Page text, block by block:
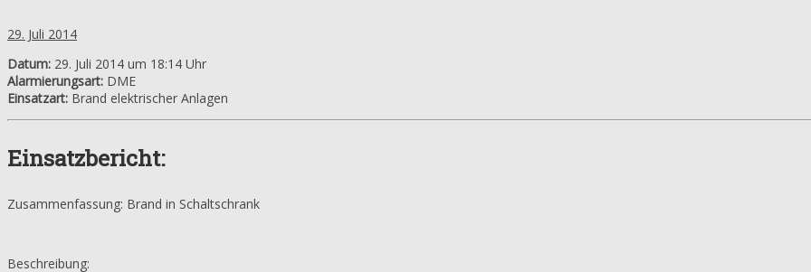
29. Juli 2014
Datum: 29. Juli 2014 um 18:14 Uhr
Alarmierungsart: DME
Einsatzart: Brand elektrischer Anlagen
Einsatzbericht:
Zusammenfassung: Brand in Schaltschrank
Beschreibung: